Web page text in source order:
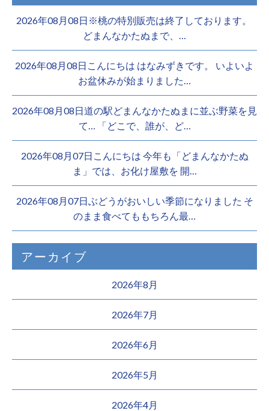
2026年08月08日※桃の特別販売は終了しております。 ️
どまんなかたぬまで、…
2026年08月08日こんにちは はなみずきです。 いよいよ
お盆休みが始まりました…
2026年08月08日道の駅どまんなかたぬまに並ぶ野菜を見
て… 「どこで、誰が、ど…
2026年08月07日こんにちは 今年も「どまんなかたぬ
ま」では、お化け屋敷を 開…
2026年08月07日ぶどうがおいしい季節になりました そ
のまま食べてももちろん最…
アーカイブ
2026年8月
2026年7月
2026年6月
2026年5月
2026年4月